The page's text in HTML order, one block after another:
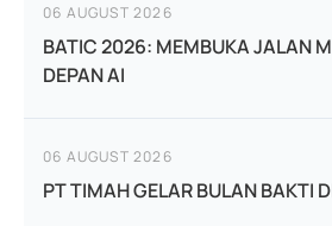
06 AUGUST 2026
BATIC 2026: MEMBUKA JALAN
DEPAN AI
06 AUGUST 2026
PT TIMAH GELAR BULAN BAKTI